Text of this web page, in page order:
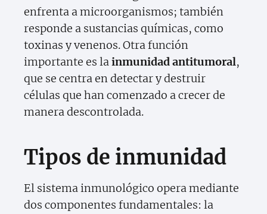
enfrenta a microorganismos; también
responde a sustancias químicas, como
toxinas y venenos. Otra función
importante es lainmunidad antitumoral,
que se centra en detectar y destruir
células que han comenzado a crecer de
manera descontrolada.
Tipos de inmunidad
El sistema inmunológico opera mediante
dos componentes fundamentales: la